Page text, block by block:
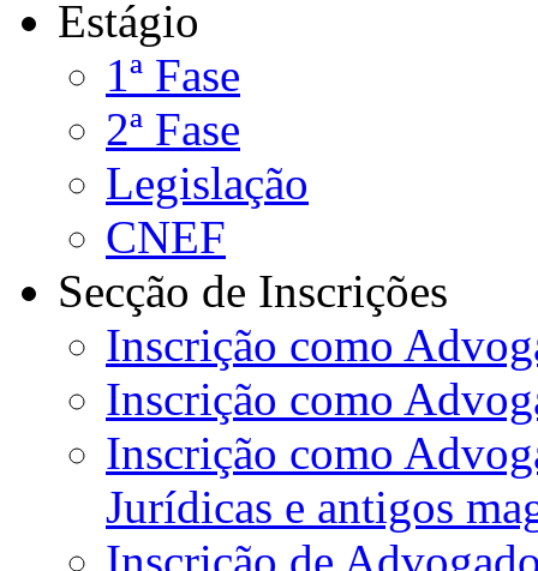
Estágio
1ª Fase
2ª Fase
Legislação
CNEF
Secção de Inscrições
Inscrição como
Inscrição como
Inscrição como
Jurídicas e antigos